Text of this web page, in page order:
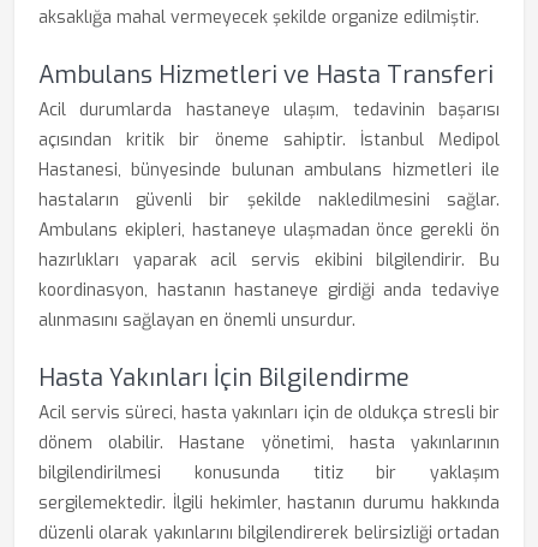
aksaklığa mahal vermeyecek şekilde organize edilmiştir.
Ambulans Hizmetleri ve Hasta Transferi
Acil durumlarda hastaneye ulaşım, tedavinin başarısı
açısından kritik bir öneme sahiptir. İstanbul Medipol
Hastanesi, bünyesinde bulunan ambulans hizmetleri ile
hastaların güvenli bir şekilde nakledilmesini sağlar.
Ambulans ekipleri, hastaneye ulaşmadan önce gerekli ön
hazırlıkları yaparak acil servis ekibini bilgilendirir. Bu
koordinasyon, hastanın hastaneye girdiği anda tedaviye
alınmasını sağlayan en önemli unsurdur.
Hasta Yakınları İçin Bilgilendirme
Acil servis süreci, hasta yakınları için de oldukça stresli bir
dönem olabilir. Hastane yönetimi, hasta yakınlarının
bilgilendirilmesi konusunda titiz bir yaklaşım
sergilemektedir. İlgili hekimler, hastanın durumu hakkında
düzenli olarak yakınlarını bilgilendirerek belirsizliği ortadan